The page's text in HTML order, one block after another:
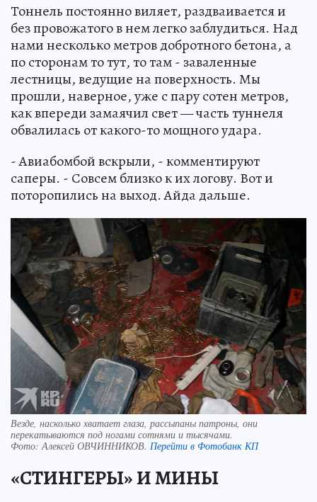
Тоннель постоянно виляет, раздваивается и
без провожатого в нем легко заблудиться. Над
нами несколько метров добротного бетона, а
по сторонам то тут, то там - заваленные
лестницы, ведущие на поверхность. Мы
прошли, наверное, уже с пару сотен метров,
как впереди замаячил свет — часть туннеля
обвалилась от какого-то мощного удара.
- Авиабомбой вскрыли, - комментируют
саперы. - Совсем близко к их логову. Вот и
поторопились на выход. Айда дальше.
Везде, насколько хватает глаза, рассыпаны патроны, они
перекатываются под ногами сотнями и тысячами.
Фото:Алексей ОВЧИННИКОВ. Перейти в Фотобанк КП
«СТИНГЕРЫ» И МИНЫ